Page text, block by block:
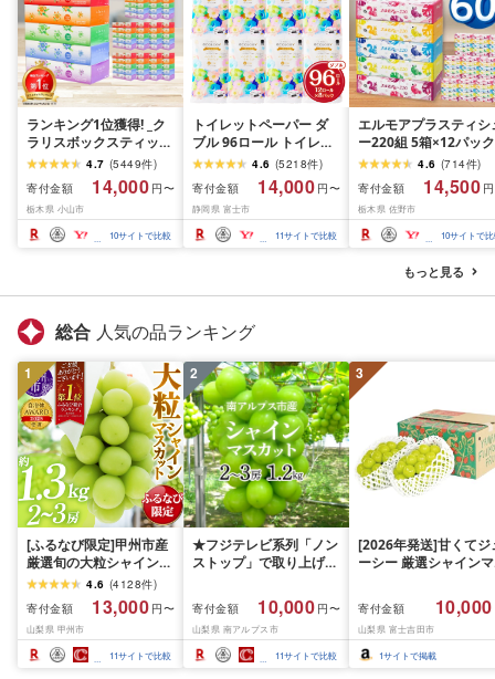
ランキング1位獲得! _ク
ラリスボックスティッシ
ュ60箱(1箱220組(440
枚))(5個入り×12セット)_
ティッシュ ティッシュ
ペーパー 日用品 常備品
生活用品 まとめ買い [配
送不可地域:離島・沖縄
4.7 (5449件)
寄付金額
14,000 円〜
栃木県 小山市
10サイトで比較
トイレットペーパー ダ
ブル 96ロール トイレッ
ト[sf002-122]
4.6 (5218件)
寄付金額
14,000 円〜
静岡県 富士市
11サイトで比較
エルモアプラスティシ
ー220組 5箱×12パック
(60箱)[離島・沖縄県不
可]_ ティッシュ ティッ
シュペーパー 日用品
耗品 まとめ買い 常備
生活用品 ボックスティ
ッシュ [配送不可地域:
島・沖縄県]
4.6 (714件)
寄付金額
14,500
栃木県 佐野市
10サイトで
もっと見る
総合 人気の品ランキング
1
[ふるなび限定]甲州市産
厳選旬の大粒シャインマ
スカット 約1.3kg 2〜3
房[2026年発送]
(MG)B12-472 FN-
Limited-VO シャインマ
スカット フルーツ
4.6 (4128件)
寄付金額
13,000 円〜
山梨県 甲州市
11サイトで比較
2
★フジテレビ系列「ノン
ストップ」で取り上げら
先行予約]南アルプス市
産シャインマスカット
1.2kg以上(2〜3房)ふる
さと納税 おすすめ 山梨
県 南アルプス市 送料無
寄付金額 10,000 円〜
山梨県 南アルプス市
11サイトで比較
3
[2026年発送]甘くてジ
ーシー 厳選シャインマ
月前半(1〜15日)から
月下旬までの発送) フ
ーツ ぶどう 果物 山梨
産 2026 旬 大粒 高級
寄付金額 10,000
山梨県 富士吉田市
1サイトで掲載